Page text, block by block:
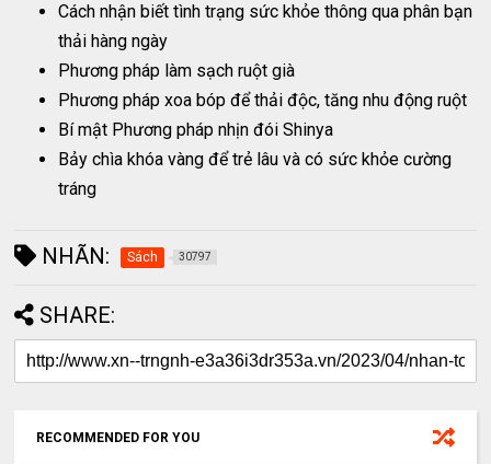
Cách nhận biết tình trạng sức khỏe thông qua phân bạn
thải hàng ngày
Phương pháp làm sạch ruột già
Phương pháp xoa bóp để thải độc, tăng nhu động ruột
Bí mật Phương pháp nhịn đói Shinya
Bảy chìa khóa vàng để trẻ lâu và có sức khỏe cường
tráng
NHÃN: Sách 30797
SHARE:
RECOMMENDED FOR YOU